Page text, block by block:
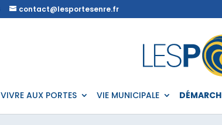
contact@lesportesenre.fr
VIVRE AUX PORTES VIE MUNICIPALE